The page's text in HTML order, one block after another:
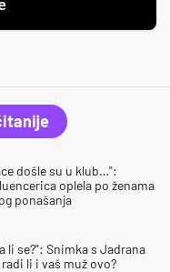
došle su u klub…":
oplela po ženama
ponašanja
li se?": Snimka s Jadrana
li i vaš muž ovo?